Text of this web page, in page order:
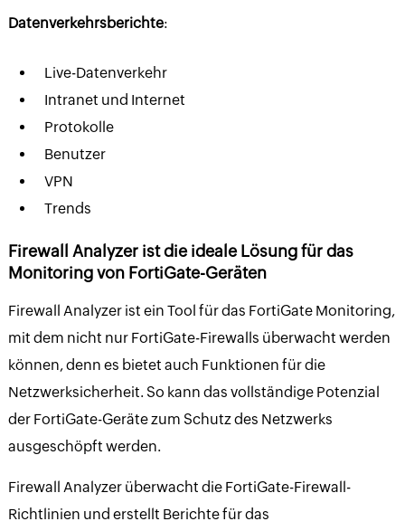
Datenverkehrsberichte:
Live-Datenverkehr
Intranet und Internet
Protokolle
Benutzer
VPN
Trends
Firewall Analyzer ist die ideale Lösung für das
Monitoring von FortiGate-Geräten
Firewall Analyzer ist ein Tool für das FortiGate Monitoring,
mit dem nicht nur FortiGate-Firewalls überwacht werden
können, denn es bietet auch Funktionen für die
Netzwerksicherheit. So kann das vollständige Potenzial
der FortiGate-Geräte zum Schutz des Netzwerks
ausgeschöpft werden.
Firewall Analyzer überwacht die FortiGate-Firewall-
Richtlinien und erstellt Berichte für das